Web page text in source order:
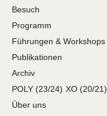
Besuch
Programm
Führungen & Workshops
Publikationen
Archiv
POLY (23/24) XO (20/21)
Über uns